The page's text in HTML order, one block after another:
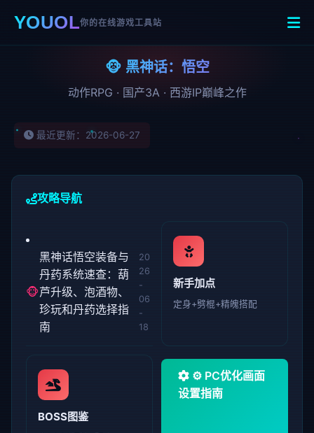
YOUOL你的在线游戏工具站
🐵 黑神话：悟空
动作RPG · 国产3A · 西游IP巅峰之作
最近更新：2026-06-27
攻略导航
🐵
黑神话悟空装备与
丹药系统速查：葫
芦升级、泡酒物、
珍玩和丹药选择指
南
20
26
-
06
-
18
新手加点
定身+劈棍+精魄搭配
BOSS图鉴
⚙️ PC优化画面
设置指南